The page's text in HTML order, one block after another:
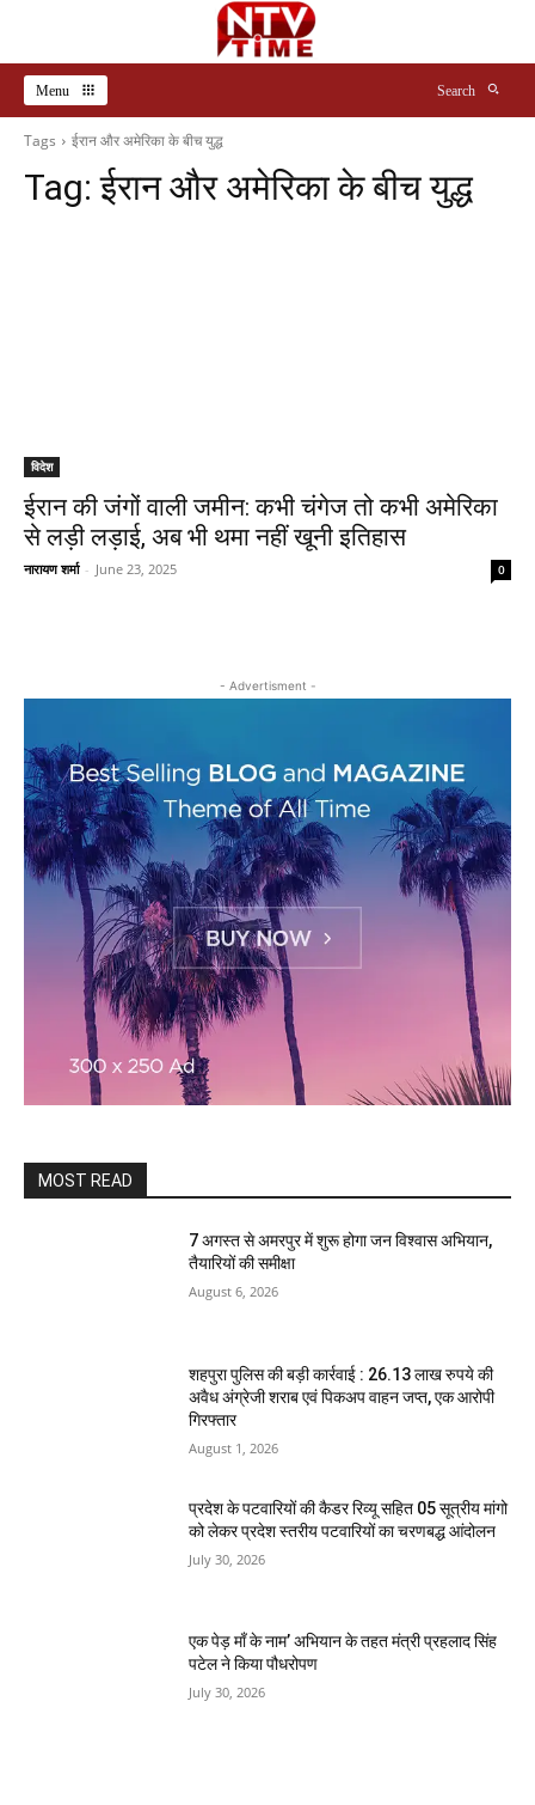
Menu Search
Tags ईरान और अमेरिका के बीच युद्ध
Tag:ईरान और अमेरिका के बीच युद्ध
विदेश
ईरान की जंगों वाली जमीन: कभी चंगेज तो कभी अमेरिका
से लड़ी लड़ाई, अब भी थमा नहीं खूनी इतिहास
नारायण शर्मा - June 23, 2025 0
- Advertisment -
MOST READ
7 अगस्त से अमरपुर में शुरू होगा जन विश्वास अभियान,
तैयारियों की समीक्षा
August 6, 2026
शहपुरा पुलिस की बड़ी कार्रवाई : 26.13 लाख रुपये की
अवैध अंग्रेजी शराब एवं पिकअप वाहन जप्त, एक आरोपी
गिरफ्तार
August 1, 2026
प्रदेश के पटवारियों की कैडर रिव्यू सहित 05 सूत्रीय मांगो
को लेकर प्रदेश स्तरीय पटवारियों का चरणबद्ध आंदोलन
July 30, 2026
एक पेड़ माँ के नाम’ अभियान के तहत मंत्री प्रहलाद सिंह
पटेल ने किया पौधरोपण
July 30, 2026